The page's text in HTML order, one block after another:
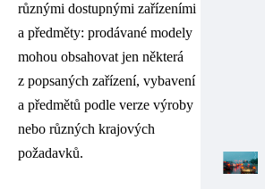
různými dostupnými zařízeními
a předměty: prodávané modely
mohou obsahovat jen některá
z popsaných zařízení, vybavení
a předmětů podle verze výroby
nebo různých krajových
požadavků.